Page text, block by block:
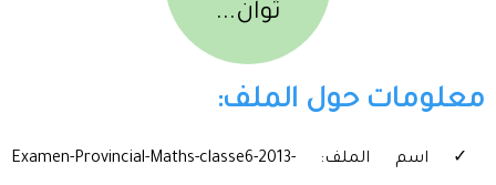
ثوان...
معلومات حول الملف:
✓ اسم الملف: Examen-Provincial-Maths-classe6-2013-